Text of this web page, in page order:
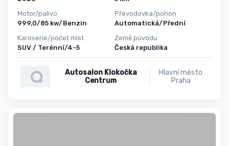
Motor/palivo
999,0/85 kw/Benzin
Karoserie/počet míst
SUV / Terénní/4-5
Převodovka/pohon
Automatická/Přední
Země původu
Česká republika
Autosalon Klokočka
Centrum
Hlavní město
Praha